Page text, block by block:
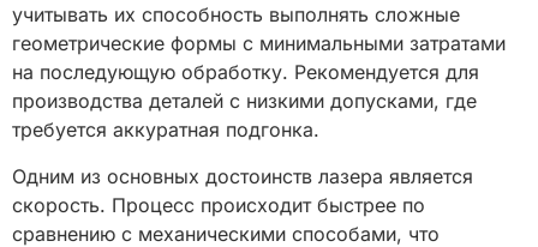
учитывать их способность выполнять сложные
геометрические формы с минимальными затратами
на последующую обработку. Рекомендуется для
производства деталей с низкими допусками, где
требуется аккуратная подгонка.
Одним из основных достоинств лазера является
скорость. Процесс происходит быстрее по
сравнению с механическими способами, что